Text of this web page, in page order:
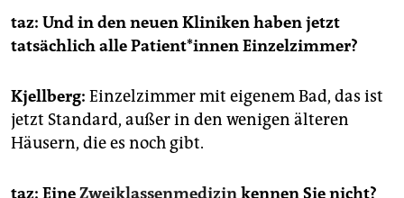
taz: Und in den neuen Kliniken haben jetzt
tatsächlich alle Pa­ti­en­t*in­nen Einzelzimmer?
Kjellberg: Einzelzimmer mit eigenem Bad, das ist
jetzt Standard, außer in den wenigen älteren
Häusern, die es noch gibt.
taz: EineZweiklassenmedizinkennen Sie nicht?